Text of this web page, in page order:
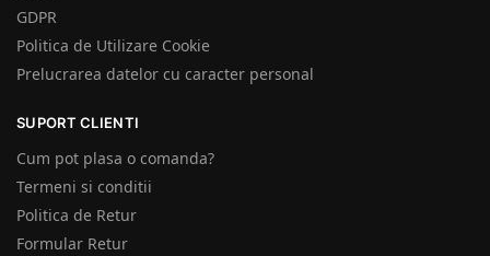
GDPR
Politica de Utilizare Cookie
Prelucrarea datelor cu caracter personal
SUPORT CLIENTI
Cum pot plasa o comanda?
Termeni si conditii
Politica de Retur
Formular Retur